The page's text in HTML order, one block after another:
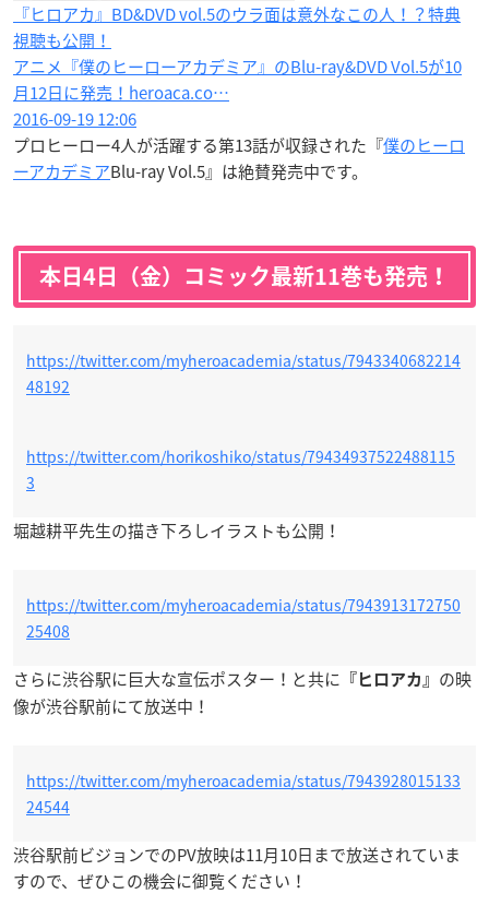
『ヒロアカ』BD&DVD vol.5のウラ面は意外なこの人！？特典
視聴も公開！
アニメ『僕のヒーローアカデミア』のBlu-ray&DVD Vol.5が10
月12日に発売！heroaca.co…
2016-09-19 12:06
プロヒーロー4人が活躍する第13話が収録された『僕のヒーロ
ーアカデミアBlu-ray Vol.5』は絶賛発売中です。
本日4日（金）コミック最新11巻も発売！
https://twitter.com/myheroacademia/status/7943340682214
48192
https://twitter.com/horikoshiko/status/79434937522488115
3
堀越耕平先生の描き下ろしイラストも公開！
https://twitter.com/myheroacademia/status/7943913172750
25408
さらに渋谷駅に巨大な宣伝ポスター！と共に 『ヒロアカ』 の映
像が渋谷駅前にて放送中！
https://twitter.com/myheroacademia/status/7943928015133
24544
渋谷駅前ビジョンでのPV放映は11月10日まで放送されていま
すので、ぜひこの機会に御覧ください！